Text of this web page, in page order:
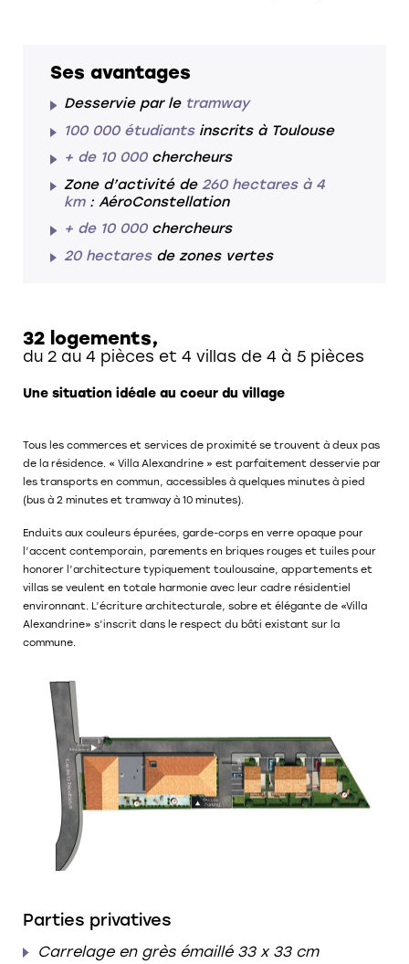
Ses avantages
Desservie par le tramway
100 000 étudiantsinscrits à Toulouse
+ de 10 000chercheurs
Zone d’activité de 260 hectares à 4
km: AéroConstellation
+ de 10 000chercheurs
20 hectaresde zones vertes
32 logements,
du 2 au 4 pièces et 4 villas de 4 à 5 pièces
Une situation idéale au coeur du village
Tous les commerces et services de proximité se trouvent à deux pas
de la résidence. « Villa Alexandrine » est parfaitement desservie par
les transports en commun, accessibles à quelques minutes à pied
(bus à 2 minutes et tramway à 10 minutes).
Enduits aux couleurs épurées, garde-corps en verre opaque pour
l’accent contemporain, parements en briques rouges et tuiles pour
honorer l’architecture typiquement toulousaine, appartements et
villas se veulent en totale harmonie avec leur cadre résidentiel
environnant. L’écriture architecturale, sobre et élégante de «Villa
Alexandrine» s’inscrit dans le respect du bâti existant sur la
commune.
Parties privatives
Carrelage en grès émaillé 33 x 33 cm